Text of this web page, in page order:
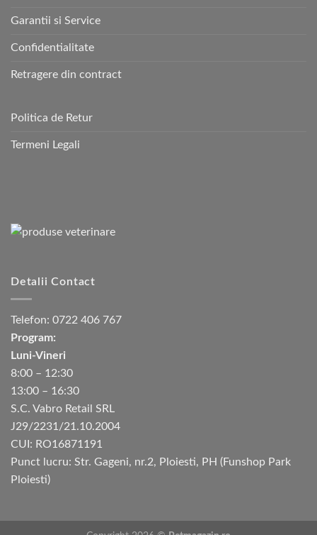
Garantii si Service
Confidentialitate
Retragere din contract
Politica de Retur
Termeni Legali
Detalii Contact
Telefon: 0722 406 767
Program:
Luni-Vineri
8:00 – 12:30
13:00 – 16:30
S.C. Vabro Retail SRL
J29/2231/21.10.2004
CUI: RO16871191
Punct lucru: Str. Gageni, nr.2, Ploiesti, PH (Funshop Park
Ploiesti)